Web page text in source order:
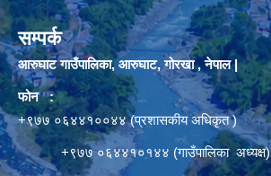
सम्पर्क
आरुघाट गाउँपालिका, आरुघाट, गोरखा , नेपाल |
फोन :
+९७७ ०६४४१००४४ (प्रशासकीय अधिकृत )
+९७७ ०६४४१०१४४ (गाउँपालिका अध्यक्ष)